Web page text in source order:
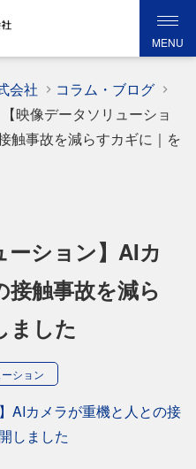
MENU
会社
コラム・ブログ
【映像データソリューショ
触事故を減らすカギに｜を
ーション】AIカ
触事故を減ら
ました
ション
AIカメラが重機と人との接
しました